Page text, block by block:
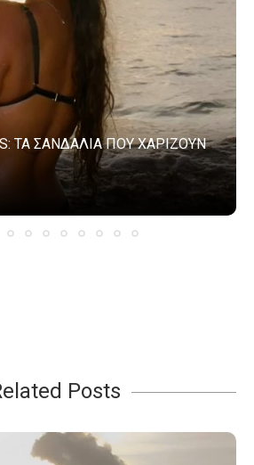
ΤΑ ΣΑΝΔΑΛΙΑ ΠΟΥ ΧΑΡΙΖΟΥΝ
Posts